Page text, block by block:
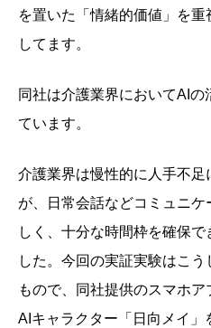
を置いた「情緒的価値」を
してます。
同社は介護業界においてAI
ています。
介護業界は慢性的に人手不
が、日常会話などコミュニ
しく、十分な時間枠を確保
した。今回の実証実験はこ
もので、同社提供のスマホ
AIキャラクター「日向メイ」